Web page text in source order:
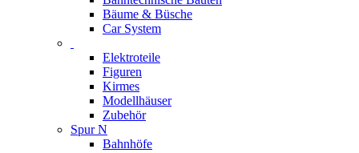
Bäume & Büsche
Car System
Elektroteile
Figuren
Kirmes
Modellhäuser
Zubehör
Spur N
Bahnhöfe